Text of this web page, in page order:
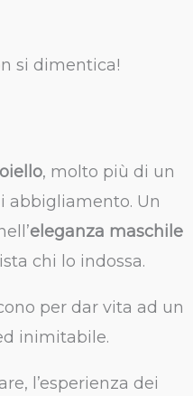
si dimentica!
, molto più di un
abbigliamento. Un
eleganza maschile
chi lo indossa.
per dar vita ad un
inimitabile.
l’esperienza dei